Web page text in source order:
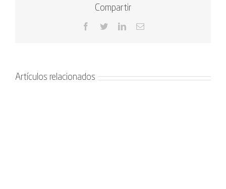
Compartir
Facebook
TwitterLinkedInCorreo
Artículos relacionados